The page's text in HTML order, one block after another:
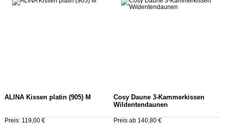
ALINA Kissen platin (905) M
Preis: 119,00 €
Cosy Daune 3-Kammerkissen
Wildentendaunen
Preis ab 140,80 €